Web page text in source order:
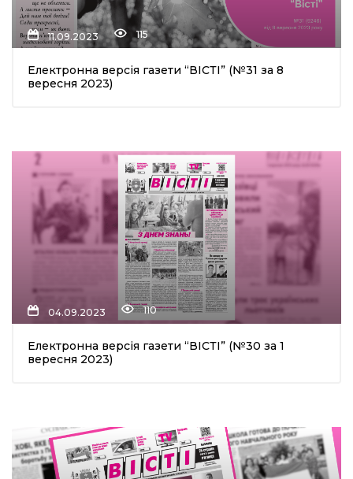
11.09.2023 115
Електронна версія газети “ВІСТІ” (№31 за 8
вересня 2023)
04.09.2023 110
Електронна версія газети “ВІСТІ” (№30 за 1
вересня 2023)